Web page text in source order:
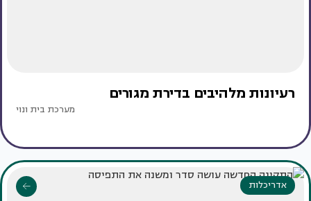
רעיונות מלהיבים בדירת מגורים
מערכת בית ונוי
אדריכלות